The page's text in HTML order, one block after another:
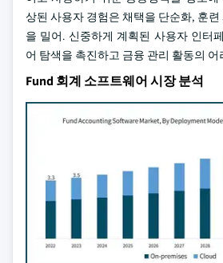
상된 사용자 경험은 채택을 단순화, 훈련
을 밀어. 신중하게 계획된 사용자 인터
어 탐색을 촉진하고 금융 관리 활동의
Fund 회계 소프트웨어 시장 분석